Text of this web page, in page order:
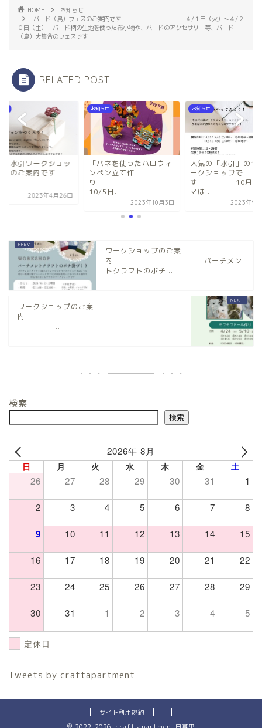
HOME
お知らせ
バード（鳥）フェスのご案内です ４/１日（火）～４/２
０日（土） バード柄の生地を使った布小物や、バードのアクセサリー等、バード
（鳥）大集合のフェスです
RELATED POST
の水引ワークショッ
月のご案内です
2023年4月26日
お知らせ
「バネを使ったハロウィ
ンペン立て作
り」
10/5日...
2023年10月3日
お知らせ
人気の「水引」の10
ークショップで
す 10月の
マは...
2023年9
ワークショップのご案
内 「パーチメン
トクラフトのポチ...
ワークショップのご案
内
...
検索
検索
2026年 8月
日 月 火 水 木 金 土
26 27 28 29 30 31 1
2 3 4 5 6 7 8
9 10 11 12 13 14 15
16 17 18 19 20 21 22
23 24 25 26 27 28 29
30 31 1 2 3 4 5
定休日
Tweets by craftapartment
サイト利用規約